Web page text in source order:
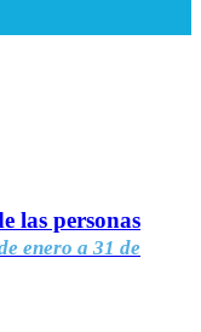
las personas
enero a 31 de